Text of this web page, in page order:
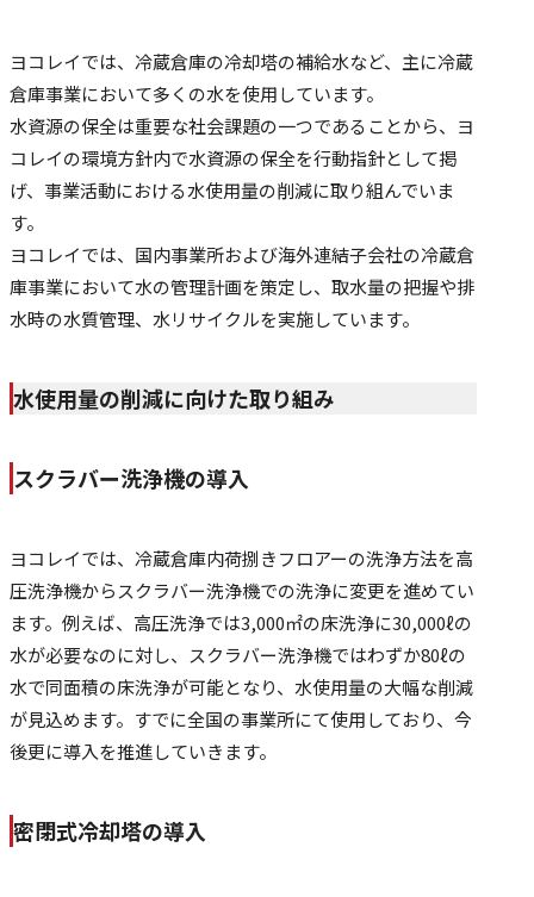
ヨコレイでは、冷蔵倉庫の冷却塔の補給水など、主に冷蔵
倉庫事業において多くの水を使用しています。
水資源の保全は重要な社会課題の一つであることから、ヨ
コレイの環境方針内で水資源の保全を行動指針として掲
げ、事業活動における水使用量の削減に取り組んでいま
す。
ヨコレイでは、国内事業所および海外連結子会社の冷蔵倉
庫事業において水の管理計画を策定し、取水量の把握や排
水時の水質管理、水リサイクルを実施しています。
水使用量の削減に向けた取り組み
スクラバー洗浄機の導入
ヨコレイでは、冷蔵倉庫内荷捌きフロアーの洗浄方法を高
圧洗浄機からスクラバー洗浄機での洗浄に変更を進めてい
ます。例えば、高圧洗浄では3,000㎡の床洗浄に30,000ℓの
水が必要なのに対し、スクラバー洗浄機ではわずか80ℓの
水で同面積の床洗浄が可能となり、水使用量の大幅な削減
が見込めます。すでに全国の事業所にて使用しており、今
後更に導入を推進していきます。
密閉式冷却塔の導入